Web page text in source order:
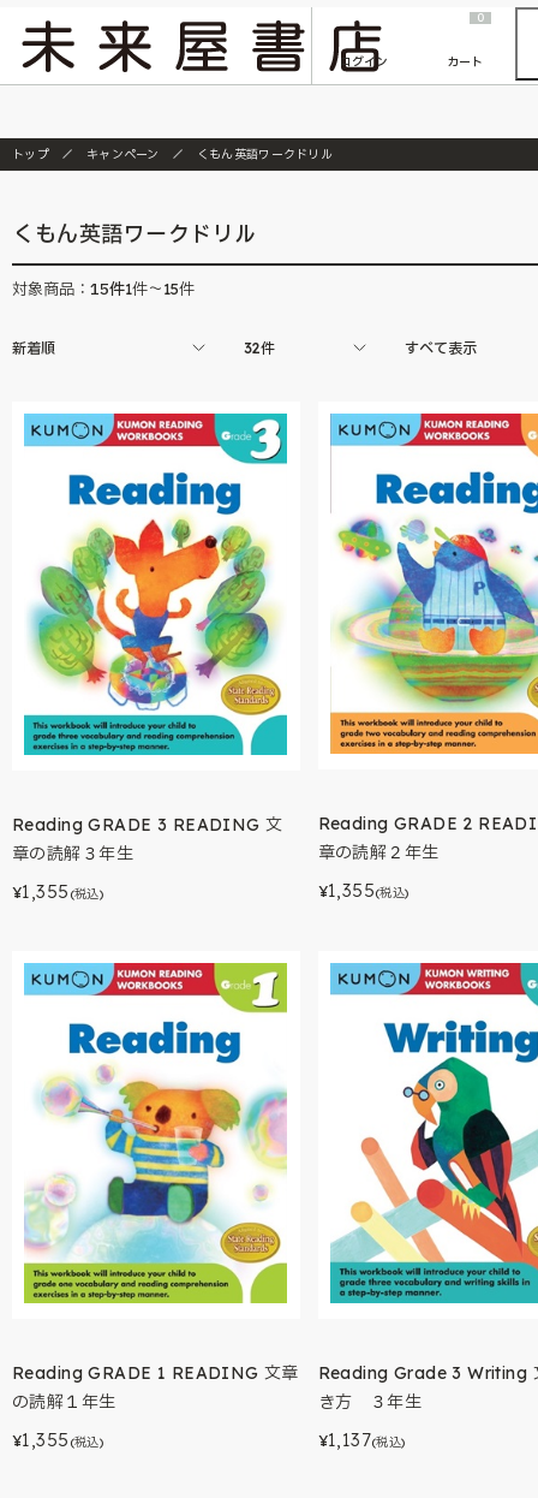
『ONE PIECE magazine 021 ONE PIECEカード付き同梱版』発売延期のご案内
ログイン
0
カート
トップ キャンペーン くもん英語ワークドリル
くもん英語ワークドリル
対象商品： 15件1件～15件
新着順 32件 すべて表示
Reading GRADE 3 READING 文
章の読解３年生
¥1,355 (税込)
Reading GRADE 2
章の読解２年生
¥1,355(税込)
Reading GRADE 1 READING 文章
の読解１年生
¥1,355 (税込)
Reading Grade 3 Writing
き方 ３年生
¥1,137(税込)